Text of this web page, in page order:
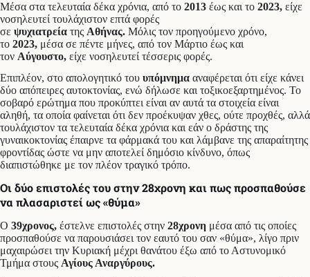
Μέσα στα τελευταία δέκα χρόνια, από το 2013 έως και το 2023, είχε
νοσηλευτεί τουλάχιστον επτά φορές
σε ψυχιατρεία της Αθήνας. Μόλις τον προηγούμενο χρόνο,
το 2023, μέσα σε πέντε μήνες, από τον Μάρτιο έως και
τον Αύγουστο, είχε νοσηλευτεί τέσσερις φορές.
Επιπλέον, στο απολογητικό του υπόμνημα αναφέρεται ότι είχε κάνει
δύο απόπειρες αυτοκτονίας, ενώ δήλωσε και τοξικοεξαρτημένος. Το
σοβαρό ερώτημα που προκύπτει είναι αν αυτά τα στοιχεία είναι
αληθή, τα οποία φαίνεται ότι δεν προέκυψαν χθες, ούτε προχθές, αλλά
τουλάχιστον τα τελευταία δέκα χρόνια και εάν ο δράστης της
γυναικοκτονίας έπαιρνε τα φάρμακά του και λάμβανε της απαραίτητης
φροντίδας ώστε να μην αποτελεί δημόσιο κίνδυνο, όπως
διαπιστώθηκε με τον πλέον τραγικό τρόπο.
Οι δύο επιστολές του στην 28χρονη και πως προσπαθούσε
να πλασαριστεί ως «θύμα»
Ο 39χρονος, έστελνε επιστολές στην 28χρονη μέσα από τις οποίες
προσπαθούσε να παρουσιάσει τον εαυτό του σαν «θύμα», λίγο πριν
μαχαιρώσει την Κυριακή μέχρι θανάτου έξω από το Αστυνομικό
Τμήμα στους Αγίους Αναργύρους.